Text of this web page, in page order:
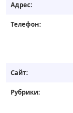
Адрес:
Телефон:
Сайт:
Рубрики: